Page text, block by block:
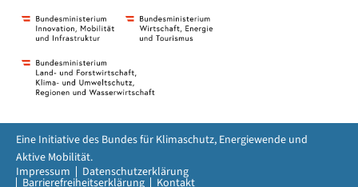
Impressum Datenschutzerklärung
Barrierefreiheitserklärung Kontakt
Eine Initiative des Bundes für Klimaschutz, Energiewende und
Aktive Mobilität.